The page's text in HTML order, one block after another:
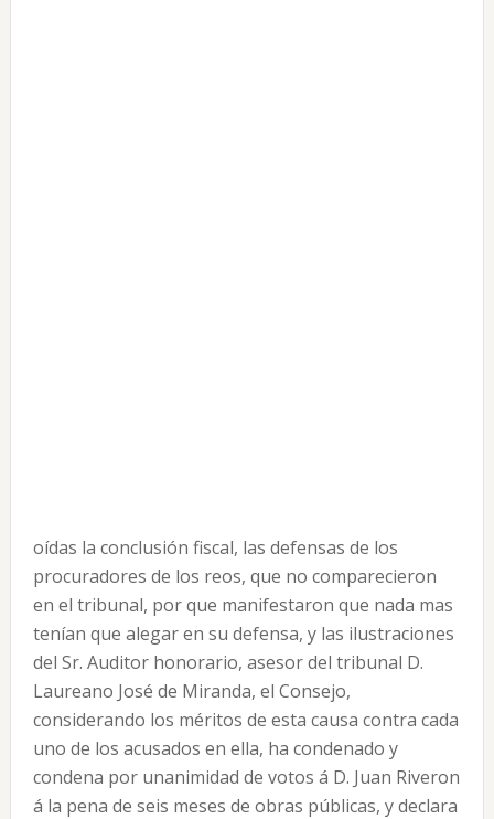
oídas la conclusión fiscal, las defensas de los
procuradores de los reos, que no comparecieron
en el tribunal, por que manifestaron que nada mas
tenían que alegar en su defensa, y las ilustraciones
del Sr. Auditor honorario, asesor del tribunal D.
Laureano José de Miranda, el Consejo,
considerando los méritos de esta causa contra cada
uno de los acusados en ella, ha condenado y
condena por unanimidad de votos á D. Juan Riveron
á la pena de seis meses de obras públicas, y declara